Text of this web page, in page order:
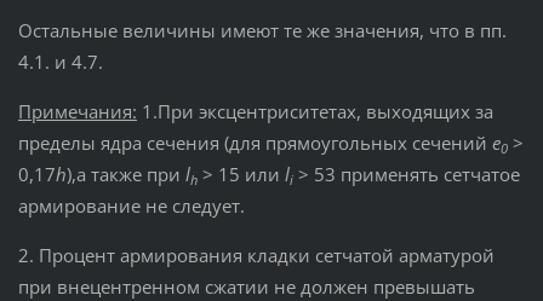
Остальные величины имеют те же значения, что в пп.
4.1. и 4.7.
Примечания: 1.При эксцентриситетах, выходящих за
пределы ядра сечения (для прямоугольных сечений е0>
0,17h),а также при lh> 15 или li> 53 применять сетчатое
армирование не следует.
2. Процент армирования кладки сетчатой арматурой
при внецентренном сжатии не должен превышать